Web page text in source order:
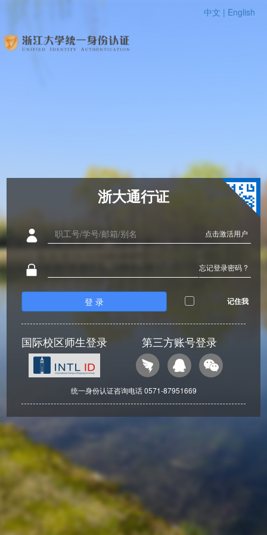
中文 | English
浙大通行证
点击激活用户
忘记登录密码 ?
登 录 记住我
国际校区师生登录 第三方账号登录
统一身份认证咨询电话 0571-87951669